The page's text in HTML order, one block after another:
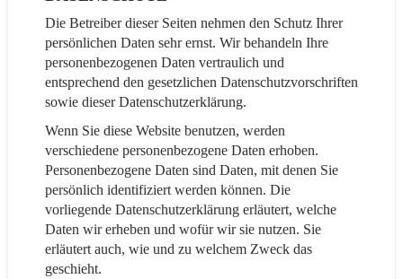
Die Betreiber dieser Seiten nehmen den Schutz Ihrer
persönlichen Daten sehr ernst. Wir behandeln Ihre
personenbezogenen Daten vertraulich und
entsprechend den gesetzlichen Datenschutzvorschriften
sowie dieser Datenschutzerklärung.
Wenn Sie diese Website benutzen, werden
verschiedene personenbezogene Daten erhoben.
Personenbezogene Daten sind Daten, mit denen Sie
persönlich identifiziert werden können. Die
vorliegende Datenschutzerklärung erläutert, welche
Daten wir erheben und wofür wir sie nutzen. Sie
erläutert auch, wie und zu welchem Zweck das
geschieht.